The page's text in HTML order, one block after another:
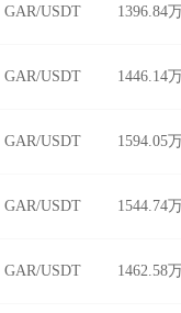
GAR/USDT 1396.84
GAR/USDT 1446.14
GAR/USDT 1594.05
GAR/USDT 1544.74
GAR/USDT 1462.58